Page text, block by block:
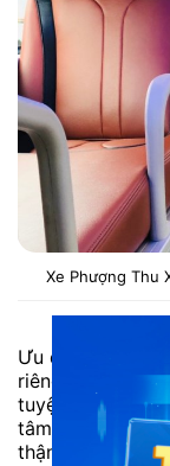
Xe Phượng Thu
Ưu điểm: Xe
riêng tư. Tiện
tuyệt vời như
tâm tới cảm
thận, an toàn.